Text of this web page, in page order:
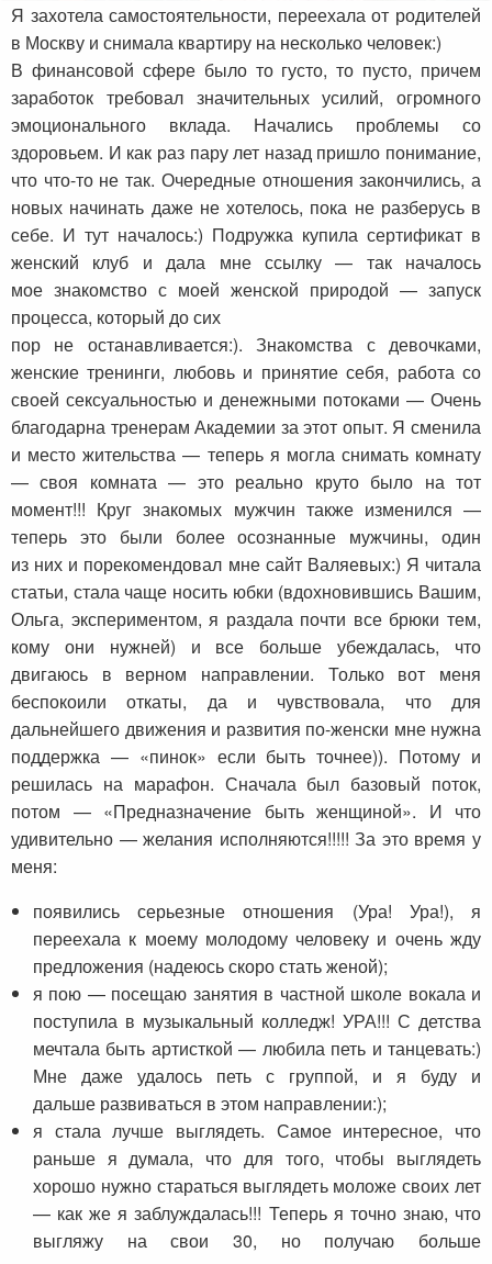
Я захотела самостоятельности, переехала от родителей
в Москву и снимала квартиру на несколько человек:)
В финансовой сфере было то густо, то пусто, причем
заработок требовал значительных усилий, огромного
эмоционального вклада. Начались проблемы со
здоровьем. И как раз пару лет назад пришло понимание,
что что-то не так. Очередные отношения закончились, а
новых начинать даже не хотелось, пока не разберусь в
себе. И тут началось:) Подружка купила сертификат в
женский клуб и дала мне ссылку — так началось
мое знакомство с моей женской природой — запуск
процесса, который до сих
пор не останавливается:). Знакомства с девочками,
женские тренинги, любовь и принятие себя, работа со
своей сексуальностью и денежными потоками — Очень
благодарна тренерам Академии за этот опыт. Я сменила
и место жительства — теперь я могла снимать комнату
— своя комната — это реально круто было на тот
момент!!! Круг знакомых мужчин также изменился —
теперь это были более осознанные мужчины, один
из них и порекомендовал мне сайт Валяевых:) Я читала
статьи, стала чаще носить юбки (вдохновившись Вашим,
Ольга, экспериментом, я раздала почти все брюки тем,
кому они нужней) и все больше убеждалась, что
двигаюсь в верном направлении. Только вот меня
беспокоили откаты, да и чувствовала, что для
дальнейшего движения и развития по-женски мне нужна
поддержка — «пинок» если быть точнее)). Потому и
решилась на марафон. Сначала был базовый поток,
потом — «Предназначение быть женщиной». И что
удивительно — желания исполняются!!!!! За это время у
меня:
появились серьезные отношения (Ура! Ура!), я
переехала к моему молодому человеку и очень жду
предложения (надеюсь скоро стать женой);
я пою — посещаю занятия в частной школе вокала и
поступила в музыкальный колледж! УРА!!! С детства
мечтала быть артисткой — любила петь и танцевать:)
Мне даже удалось петь с группой, и я буду и
дальше развиваться в этом направлении:);
я стала лучше выглядеть. Самое интересное, что
раньше я думала, что для того, чтобы выглядеть
хорошо нужно стараться выглядеть моложе своих лет
— как же я заблуждалась!!! Теперь я точно знаю, что
выгляжу на свои 30, но получаю больше